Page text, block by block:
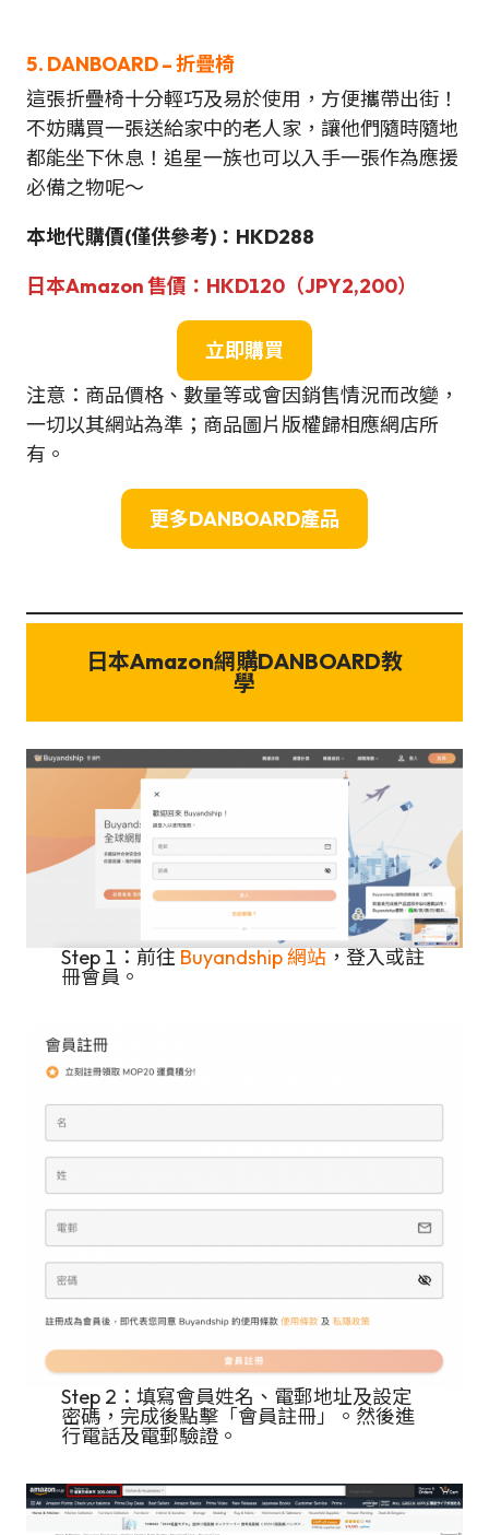
5. DANBOARD – 折疊椅
這張折疊椅十分輕巧及易於使用，方便攜帶出街！
不妨購買一張送給家中的老人家，讓他們隨時隨地
都能坐下休息！追星一族也可以入手一張作為應援
必備之物呢～
本地代購價(僅供參考) ：HKD288
日本Amazon售價： HKD120（JPY2,200）
立即購買
注意：商品價格、數量等或會因銷售情況而改變，
一切以其網站為準；商品圖片版權歸相應網店所
有。
更多DANBOARD產品
日本Amazon網購DANBOARD教
學
Step 1：前往 Buyandship 網站 ，登入或註
冊會員。
Step 2：填寫會員姓名、電郵地址及設定
密碼，完成後點擊「會員註冊」。然後進
行電話及電郵驗證。